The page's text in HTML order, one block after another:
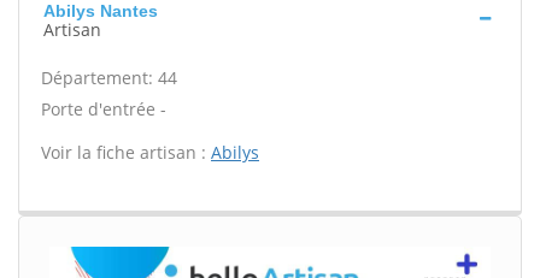
Abilys Nantes
Artisan
Département: 44
Porte d'entrée -
Voir la fiche artisan : Abilys